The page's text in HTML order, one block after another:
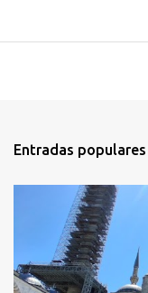
Entradas populares